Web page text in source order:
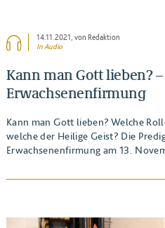
14.11.2021, von Redaktion
In Audio
Kann man Gott lieben?
Erwachsenenfirmung
Kann man Gott lieben? Welche
welche der Heilige Geist? Die
Erwachsenenfirmung am 13.